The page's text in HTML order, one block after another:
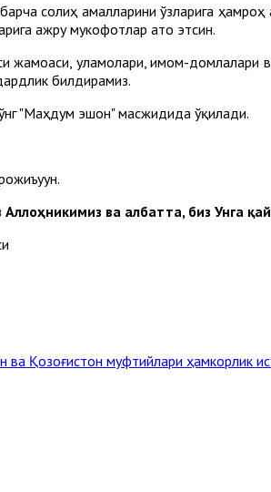
солиҳ амалларини ўзларига
ажру мукофотлар ато этсин.
жамоаси, уламолари, имом-домлалари
билдирамиз.
"Маҳдум эшон" масжидида ўқилади.
ва албатта, биз Унга
ва Қозоғистон муфтийлари ҳамкорлик